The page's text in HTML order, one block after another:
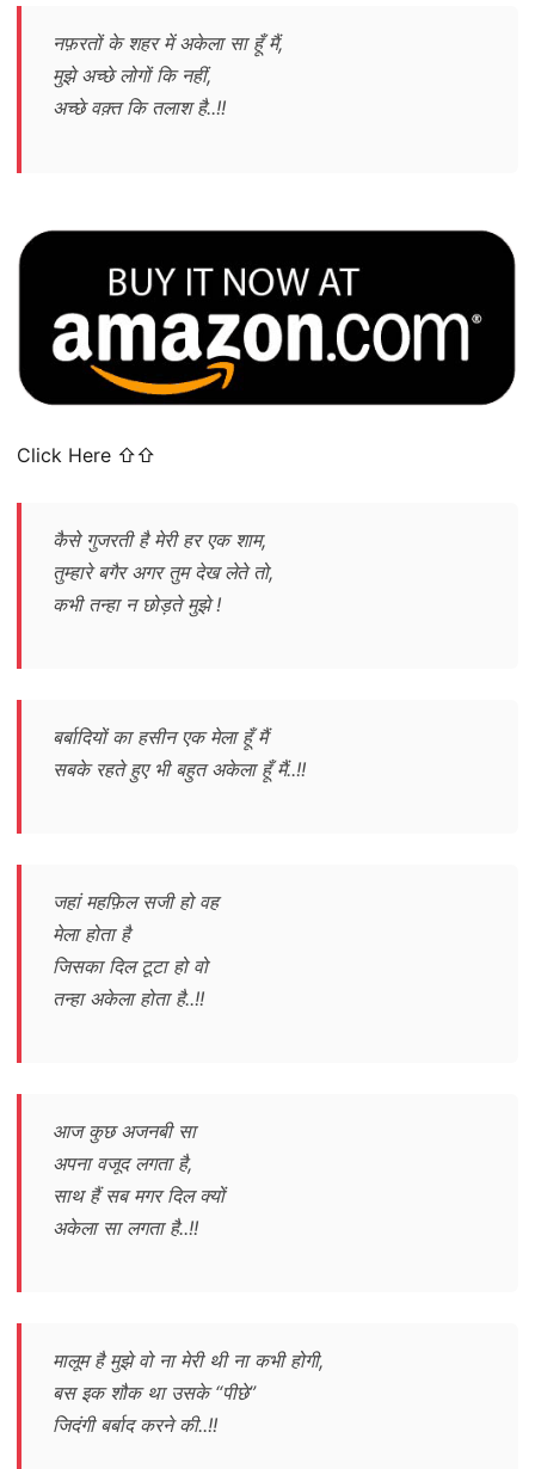
नफ़रतों के शहर में अकेला सा हूँ मैं,
मुझे अच्छे लोगों कि नहीं,
अच्छे वक़्त कि तलाश है..!!
Click Here ⇧⇧
कैसे गुजरती है मेरी हर एक शाम,
तुम्हारे बगैर अगर तुम देख लेते तो,
कभी तन्हा न छोड़ते मुझे !
बर्बादियों का हसीन एक मेला हूँ मैं
सबके रहते हुए भी बहुत अकेला हूँ मैं..!!
जहां महफ़िल सजी हो वह
मेला होता है
जिसका दिल टूटा हो वो
तन्हा अकेला होता है..!!
आज कुछ अजनबी सा
अपना वजूद लगता है,
साथ हैं सब मगर दिल क्यों
अकेला सा लगता है..!!
मालूम है मुझे वो ना मेरी थी ना कभी होगी,
बस इक शौक था उसके “पीछे”
जिदंगी बर्बाद करने की..!!